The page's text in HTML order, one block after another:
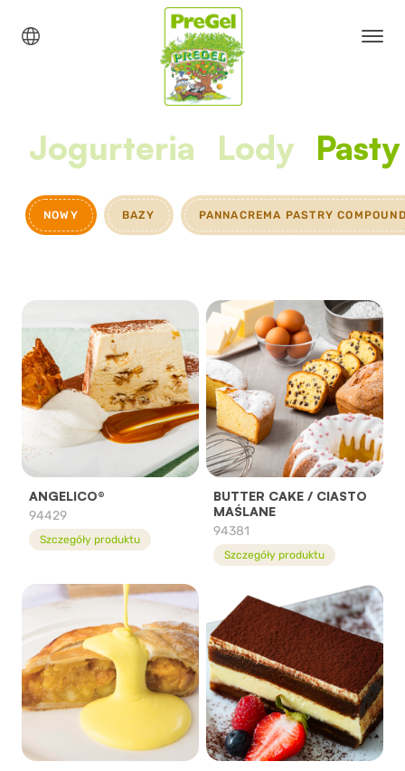
Jogurteria Lody Pasty
NOWY BAZY PANNACREMA PASTRY
ANGELICO®
94429
Szczegóły produktu
BUTTER CAKE / CIASTO
MAŚLANE
94381
Szczegóły produktu